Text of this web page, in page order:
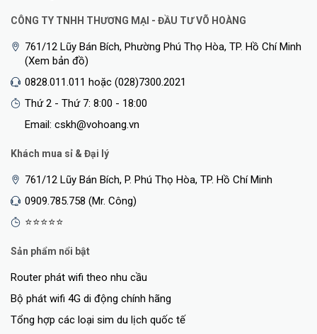
CÔNG TY TNHH THƯƠNG MẠI - ĐẦU TƯ VÕ HOÀNG
761/12 Lũy Bán Bích, Phường Phú Thọ Hòa, TP. Hồ Chí Minh
(Xem bản đồ)
0828.011.011 hoặc (028)7300.2021
Thứ 2 - Thứ 7: 8:00 - 18:00
Email: cskh@vohoang.vn
Khách mua sỉ & Đại lý
761/12 Lũy Bán Bích, P. Phú Thọ Hòa, TP. Hồ Chí Minh
0909.785.758 (Mr. Công)
⭐⭐⭐⭐⭐
Sản phẩm nổi bật
Router phát wifi theo nhu cầu
Bộ phát wifi 4G di động chính hãng
Tổng hợp các loại sim du lịch quốc tế